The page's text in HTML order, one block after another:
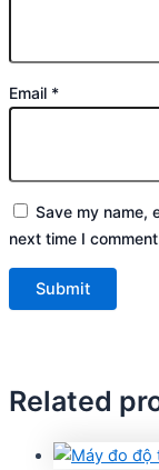
Email *
Save my name,
next time I
Related